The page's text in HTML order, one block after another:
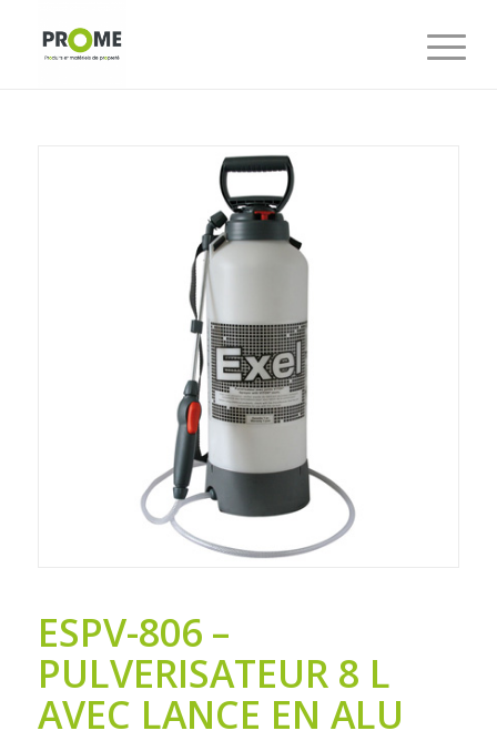
ESPV-806 –
PULVERISATEUR 8 L
AVEC LANCE EN ALU